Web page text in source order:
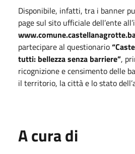
Disponibile, infatti, tra i banner
page sul sito ufficiale dell’ente
partecipare al questionario
tutti: bellezza senza barriere”,
ricognizione e censimento delle
il territorio, la città e lo stato
A cura di